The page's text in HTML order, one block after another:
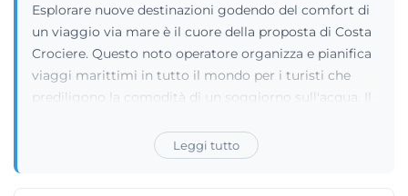
Esplorare nuove destinazioni godendo del comfort di
un viaggio via mare è il cuore della proposta di Costa
Crociere. Questo noto operatore organizza e pianifica
viaggi marittimi in tutto il mondo per i turisti che
prediligono la comodità di un soggiorno sull'acqua. Il
itinerari differenti, agevolando l'individuazione del
percorso perfetto in base al periodo dell'anno. I
Leggi tutto